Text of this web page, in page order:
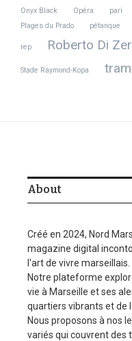
Onyx Black
Opéra pari
Plages du Prado
pétanque
rep Roberto Di
Stade Raymond-Kopa
About
Créé en 2024, Nord
magazine digital
l'art de vivre marseillais.
Notre plateforme
vie à Marseille et ses
quartiers vibrants et de
Nous proposons à nos
variés qui couvrent des